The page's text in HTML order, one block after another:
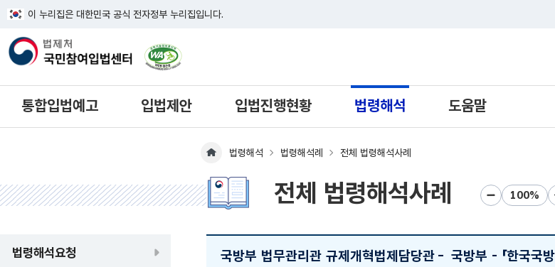
이 누리집은 대한민국 공식 전자정부 누리집입니다.
한국웹접근성인증평가원 웹접근성 사이트 새창열림으로 이동
통합입법예고 입법제안 입법진행현황 법령해석 도움말
법령해석요청
메인페이지 이동
법령해석 법령해석례 전체 법령해석사례
전체 법령해석사례 화면크기 축소
화면
국방부 법무관리관 규제개혁법제담당관 - 국방부 - 「한국국